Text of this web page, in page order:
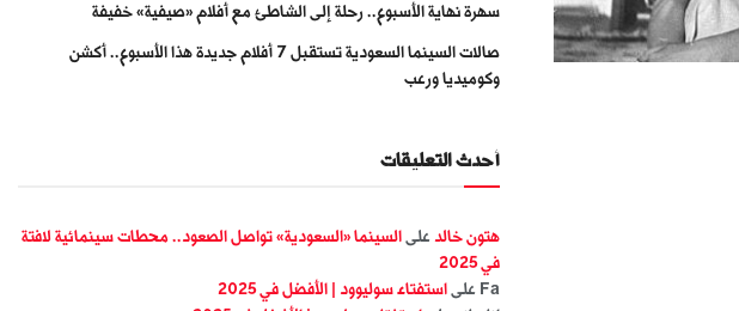
سهرة نهاية الأسبوع.. رحلة إلى الشاطئ مع أفلام «صيفية» خفيفة
صالات السينما السعودية تستقبل 7 أفلام جديدة هذا الأسبوع.. أكشن
وكوميديا ورعب
أحدث التعليقات
هتون خالد على السينما «السعودية» تواصل الصعود.. محطات سينمائية لافتة
في 2025
Fa على استفتاء سوليوود | الأفضل في 2025